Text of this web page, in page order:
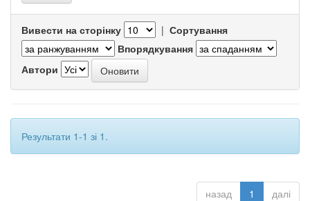
Вивести на сторінку | Сортування
Впорядкування
Автори
Результати 1-1 зі 1.
назад 1 далі